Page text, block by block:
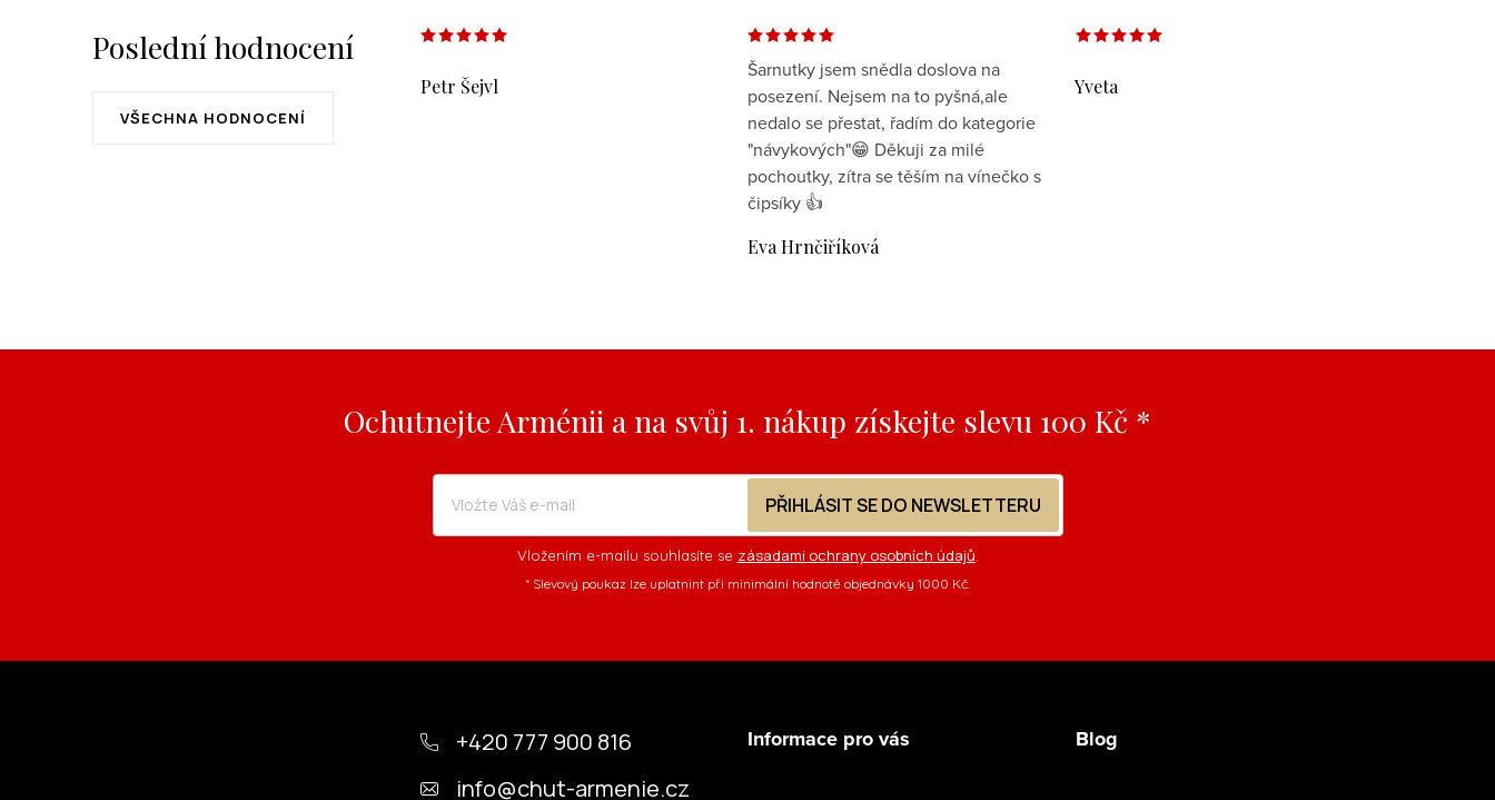
Poslední hodnocení
VŠECHNA HODNOCENÍ
Petr Šejvl
Šarnutky jsem snědla doslova na
posezení. Nejsem na to pyšná,ale
nedalo se přestat, řadím do kategorie
"návykových"😁 Děkuji za milé
pochoutky, zítra se těším na vínečko s
čipsíky 👍
Eva Hrnčiříková
Yveta
Ochutnejte Arménii a na svůj 1. nákup získejte slevu 100 Kč *
Vložením e-mailu souhlasíte se zásadami ochrany osobních údajů
PŘIHLÁSIT SE DO NEWSLETTERU
* Slevový poukaz lze uplatnint při minimální hodnotě objednávky 1000 Kč.
+420 777 900 816
info@chut-armenie.cz
Informace pro vás Blog